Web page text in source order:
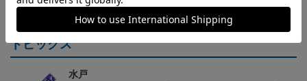
トピックス
水戸